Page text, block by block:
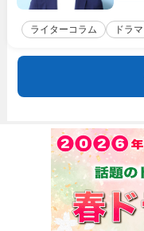
ライターコラム ドラマ